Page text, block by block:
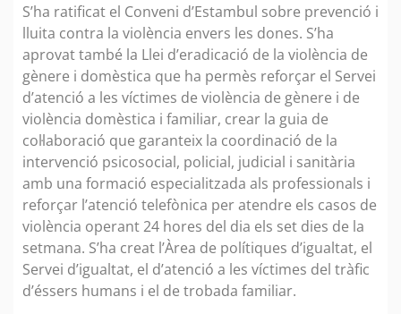
S’ha ratificat el Conveni d’Estambul sobre prevenció i
lluita contra la violència envers les dones. S’ha
aprovat també la Llei d’eradicació de la violència de
gènere i domèstica que ha permès reforçar el Servei
d’atenció a les víctimes de violència de gènere i de
violència domèstica i familiar, crear la guia de
col·laboració que garanteix la coordinació de la
intervenció psicosocial, policial, judicial i sanitària
amb una formació especialitzada als professionals i
reforçar l’atenció telefònica per atendre els casos de
violència operant 24 hores del dia els set dies de la
setmana. S’ha creat l’Àrea de polítiques d’igualtat, el
Servei d’igualtat, el d’atenció a les víctimes del tràfic
d’éssers humans i el de trobada familiar.